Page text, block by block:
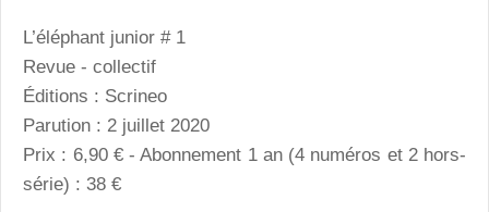
L’éléphant junior # 1
Revue - collectif
Éditions : Scrineo
Parution : 2 juillet 2020
Prix : 6,90 € - Abonnement 1 an (4 numéros et 2 hors-
série) : 38 €